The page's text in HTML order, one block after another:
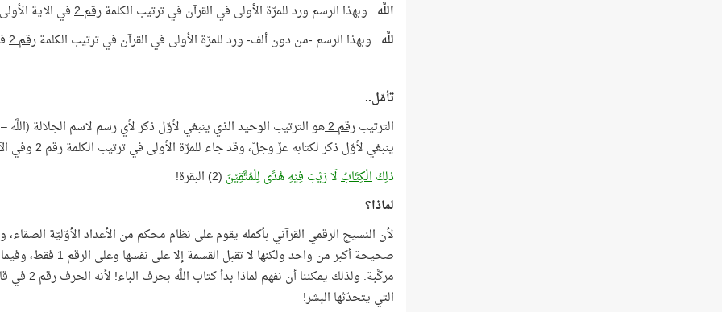
اللَّه.. وبهذا الرسم ورد للمرّة الأولى في القرآن في ترتيب الكلمةرقم 2 في الآية
للَّه.. وبهذا الرسم -من دون ألف- ورد للمرّة الأولى في القرآن في ترتيب الكلمةرقم 2
تأمّل..
الترتيبرقم 2
ينبغي لأوّل ذكر لكتابه عزّ وجلّ، وقد جاء للمرّة الأولى في ترتيب الكلمة رقم 2 وفي الآية رقم 2 وفي السورة رقم 2، في قوله تعالى:
ذلِكَالْكِتَابُلَا رَيْبَ فِيْهِ هُدًى لِلْمُتَّقِيْنَ (2) البقرة!
لماذا؟
صحيحة أكبر من واحد
مركَّبة.
التي يتحدّثها البشر!